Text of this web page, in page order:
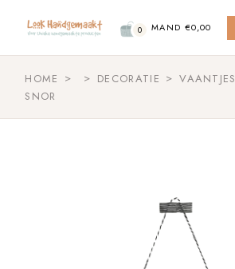
content
0 MAND €0,00
HOME DECORATIE VAANTJES
SNOR